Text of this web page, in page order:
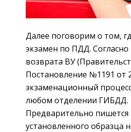
Далее поговорим о том,
экзамен по ПДД.
возврата ВУ
Постановление №1191 от
экзаменационный
любом отделении ГИБДД.
Предварительно пишется
установленного образца